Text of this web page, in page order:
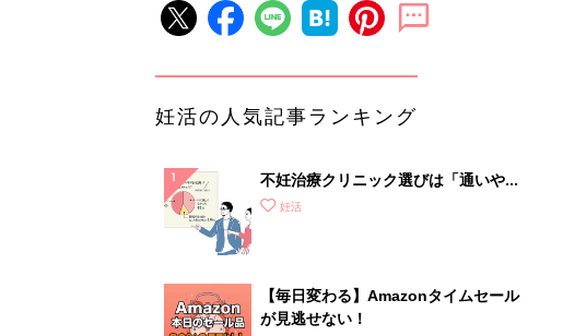
妊活の人気記事ランキング
不妊治療クリニック選びは「通いやす
さ」が大切！選び方、重要3カ条っ
妊活
【毎日変わる】Amazonタイムセール
が見逃せない！